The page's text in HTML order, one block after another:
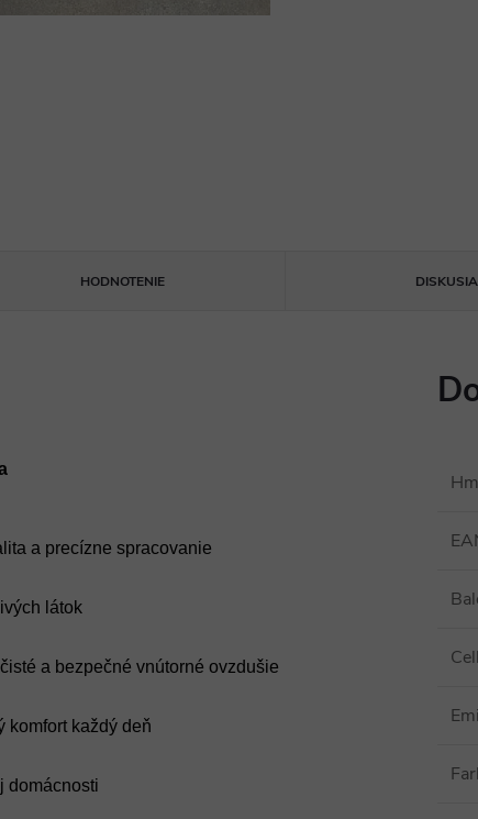
HODNOTENIE DISKUSIA
a precízne spracovanie
látok
a bezpečné vnútorné ovzdušie
komfort každý deň
domácnosti